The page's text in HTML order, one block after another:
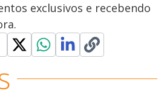
exclusivos e recebendo